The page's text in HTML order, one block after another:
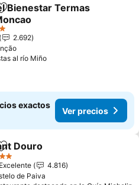
Agregar a favoritos
Bienestar Termas
2.692
al río Miño
exactos
Ver precios
Agregar a favoritos
Douro
Excelente
4.816
de Paiva